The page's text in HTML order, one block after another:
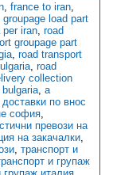
, france to iran,
groupage load part
per iran, road
groupage part
, road transport
, road
collection
, а
по внос
софия,
превози на
на закачалки,
, транспорт и
и групаж